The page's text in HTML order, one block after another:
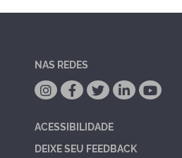
NAS REDES
ACESSIBILIDADE
DEIXE SEU FEEDBACK